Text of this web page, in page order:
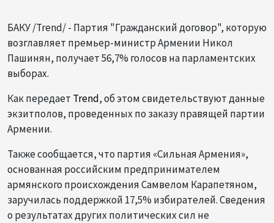
БАКУ /Trend/ - Партия "Гражданский договор", которую
возглавляет премьер-министр Армении Никол
Пашинян, получает 56,7% голосов на парламентских
выборах.
Как передает Trend, об этом свидетельствуют данные
экзитполов, проведенных по заказу правящей партии
Армении.
Также сообщается, что партия «Сильная Армения»,
основанная российским предпринимателем
армянского происхождения Самвелом Карапетяном,
заручилась поддержкой 17,5% избирателей. Сведения
о результатах других политических сил не